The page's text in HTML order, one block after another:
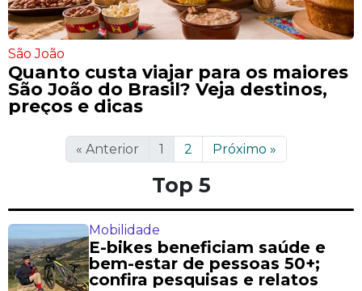
São João
Quanto custa viajar para os maiores
São João do Brasil? Veja destinos,
preços e dicas
« Anterior 1 2 Próximo »
Top 5
Mobilidade
E-bikes beneficiam saúde e
bem-estar de pessoas 50+;
confira pesquisas e relatos